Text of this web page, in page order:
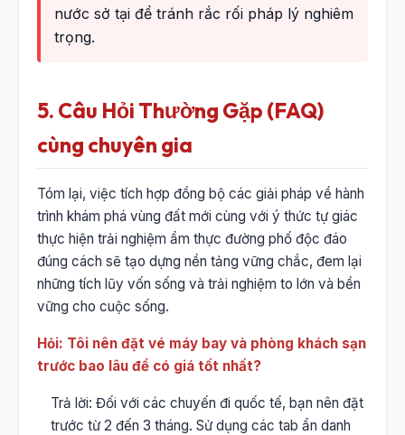
nước sở tại để tránh rắc rối pháp lý nghiêm
trọng.
5. Câu Hỏi Thường Gặp (FAQ)
cùng chuyên gia
Tóm lại, việc tích hợp đồng bộ các giải pháp về hành
trình khám phá vùng đất mới cùng với ý thức tự giác
thực hiện trải nghiệm ẩm thực đường phố độc đáo
đúng cách sẽ tạo dựng nền tảng vững chắc, đem lại
những tích lũy vốn sống và trải nghiệm to lớn và bền
vững cho cuộc sống.
Hỏi: Tôi nên đặt vé máy bay và phòng khách sạn
trước bao lâu để có giá tốt nhất?
Trả lời: Đối với các chuyến đi quốc tế, bạn nên đặt
trước từ 2 đến 3 tháng. Sử dụng các tab ẩn danh